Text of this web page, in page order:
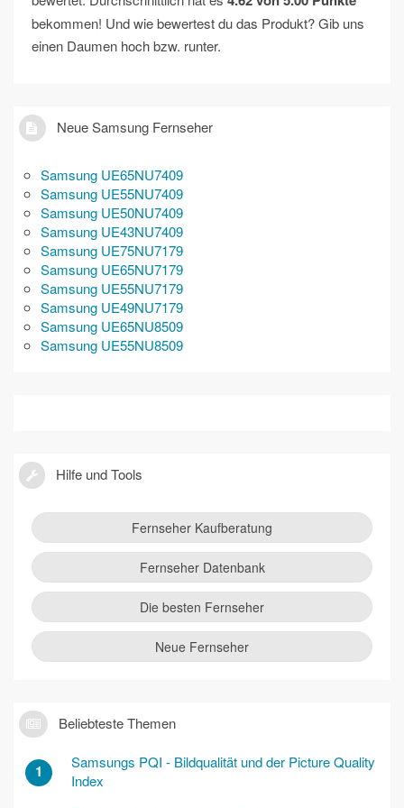
bekommen! Und wie bewertest du das Produkt? Gib uns
einen Daumen hoch bzw. runter.
Neue Samsung Fernseher
Samsung UE65NU7409
Samsung UE55NU7409
Samsung UE50NU7409
Samsung UE43NU7409
Samsung UE75NU7179
Samsung UE65NU7179
Samsung UE55NU7179
Samsung UE49NU7179
Samsung UE65NU8509
Samsung UE55NU8509
Hilfe und Tools
Fernseher Kaufberatung
Fernseher Datenbank
Die besten Fernseher
Neue Fernseher
Beliebteste Themen
1
Samsungs PQI - Bildqualität und der Picture Quality
Index